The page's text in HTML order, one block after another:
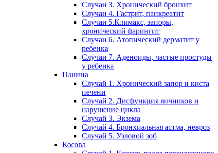
Случаи 3. Хронический бронхит
Случаи 4. Гастрит, панкреатит
Случаи 5.Климакс, запоры,
хронический фарингит
Случаи 6. Атопический дерматит у
ребенка
Случаи 7. Аденоиды, частые простуды
у ребенка
Панина
Случай 1. Хронический запор и киста
печени
Случай 2. Дисфункция яичников и
нарушение цикла
Случай 3. Экзема
Случай 4. Бронхиальная астма, невроз
Случай 5. Узловой зоб
Косова